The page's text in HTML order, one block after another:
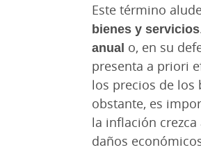
Este término
bienes y servicios
anual o, en su
presenta a priori
los precios de los
obstante, es
la inflación
daños